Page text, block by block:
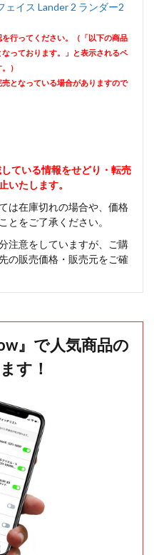
ェイス Lander 2 ランダー2
行ってください。（「以下の商品
っております。」と表示されるペ
）
となっている場合がありますので
ている情報をせどり・転売
いたします。
は在庫切れの場合や、価格
とをご了承ください。
注意をしていますが、ご購
の販売価格・販売元をご確
』で人気商品の
す！